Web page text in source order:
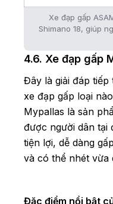
Xe đạp gấp
Shimano 18, giúp
4.6. Xe đạp gấp
Đây là giải đáp
xe đạp gấp loại
Mypallas là sản
được người dân tại
tiện lợi, dễ dàng
và có thể nhét vừa
Đặc điểm nổi bật